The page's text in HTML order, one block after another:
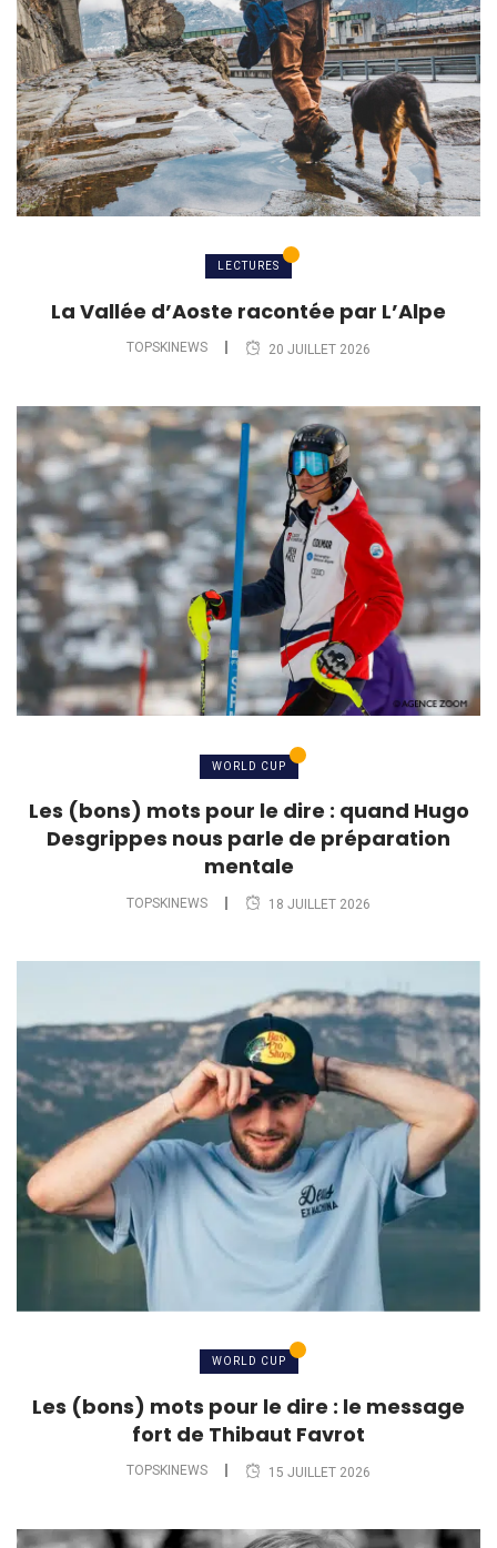
LECTURES
La Vallée d’Aoste racontée par L’Alpe
TOPSKINEWS 20 JUILLET 2026
WORLD CUP
Les (bons) mots pour le dire : quand Hugo
Desgrippes nous parle de préparation
mentale
TOPSKINEWS 18 JUILLET 2026
WORLD CUP
Les (bons) mots pour le dire : le message
fort de Thibaut Favrot
TOPSKINEWS 15 JUILLET 2026